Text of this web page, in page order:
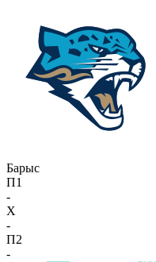
Барыс
П1
-
X
-
П2
-